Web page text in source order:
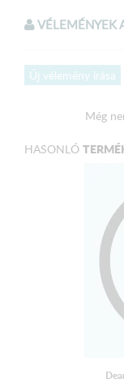
VÉLEMÉNYEK
Új vélemény írása
Még
HASONLÓ